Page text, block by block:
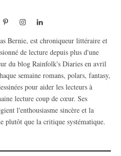
PinterestInstagramLinkedIn
Bernie, est chroniqueur littéraire et
de lecture depuis plus d'une
du blog Rainfolk's Diaries en avril
semaine romans, polars, fantasy,
pour aider les lecteurs à
lecture coup de cœur. Ses
l'enthousiasme sincère et la
plutôt que la critique systématique.